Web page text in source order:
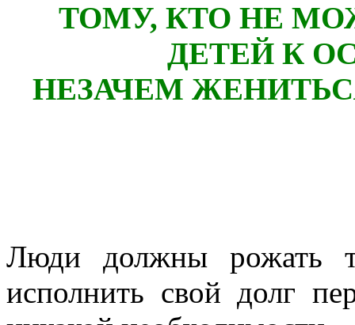
ТОМУ, КТО НЕ
ДЕТЕЙ К
НЕЗАЧЕМ
Люди должны рожать
исполнить свой долг